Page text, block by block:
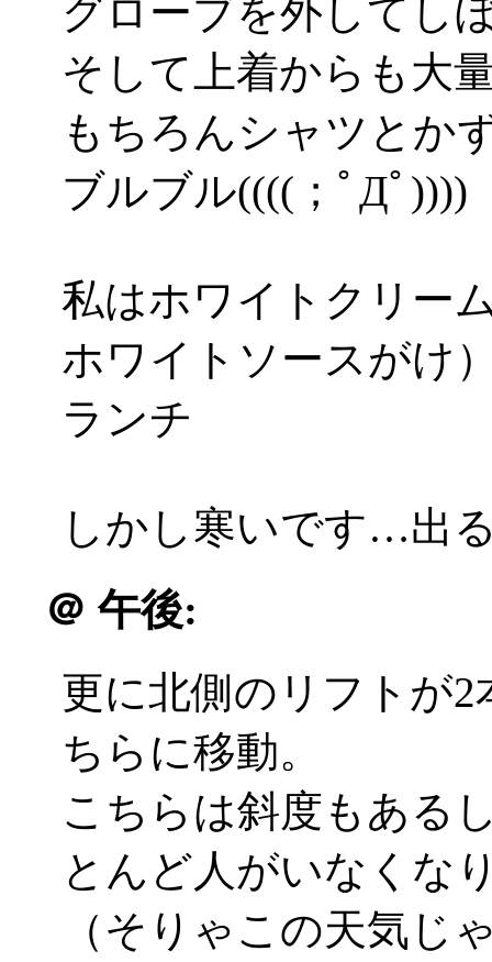
グローブを外してし
そして上着からも大
もちろんシャツとか
ブルブル((((；ﾟДﾟ))))
私はホワイトクリー
ホワイトソースがけ
ランチ
しかし寒いです…出
＠ 午後:
更に北側のリフトが
ちらに移動。
こちらは斜度もある
とんど人がいなくな
（そりゃこの天気じ